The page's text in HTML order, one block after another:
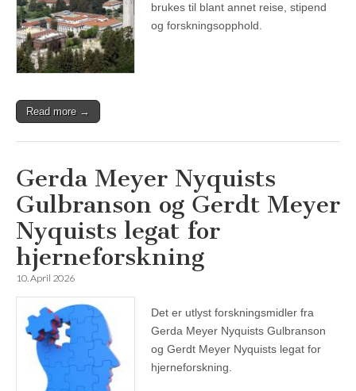
brukes til blant annet reise, stipend
og forskningsopphold.
Read more →
Gerda Meyer Nyquists
Gulbranson og Gerdt Meyer
Nyquists legat for
hjerneforskning
10. April 2026
Det er utlyst forskningsmidler fra
Gerda Meyer Nyquists Gulbranson
og Gerdt Meyer Nyquists legat for
hjerneforskning.